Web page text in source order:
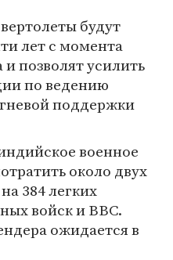
будут
лет с момента
позволят усилить
по ведению
поддержки
военное
около двух
384 легких
войск и ВВС.
ожидается в